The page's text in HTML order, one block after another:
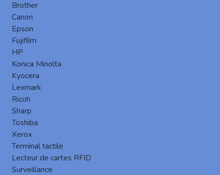
Brother
Canon
Epson
Fujifilm
HP
Konica Minolta
Kyocera
Lexmark
Ricoh
Sharp
Toshiba
Xerox
Terminal tactile
Lecteur de cartes RFID
Surveillance